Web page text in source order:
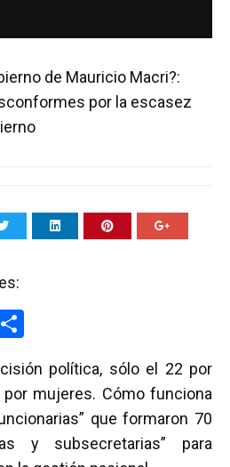
m
p
ar
política, sólo el 22 por
mujeres. Cómo funciona
que formaron 70
y subsecretarias” para